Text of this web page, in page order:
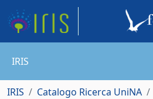
IRIS
IRIS Catalogo Ricerca UniNA